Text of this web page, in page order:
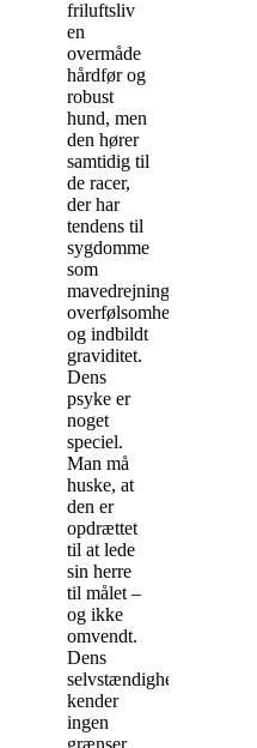
friluftsliv
en
overmåde
hårdfør og
robust
hund, men
den hører
samtidig til
de racer,
der har
tendens til
sygdomme
som
mavedrejning,
overfølsomhed
og indbildt
graviditet.
Dens
psyke er
noget
speciel.
Man må
huske, at
den er
opdrættet
til at lede
sin herre
til målet –
og ikke
omvendt.
Dens
selvstændighed
kender
ingen
grænser